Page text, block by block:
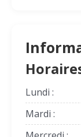
Lundi :
Mardi :